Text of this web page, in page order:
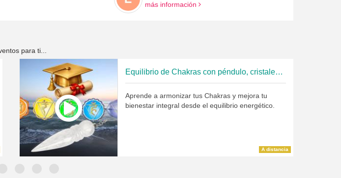
más información
para ti...
Equilibrio de Chakras con péndulo, cristales y aceites esenciales
Aprende a armonizar tus Chakras y mejora tu
bienestar integral desde el equilibrio energético.
A distancia